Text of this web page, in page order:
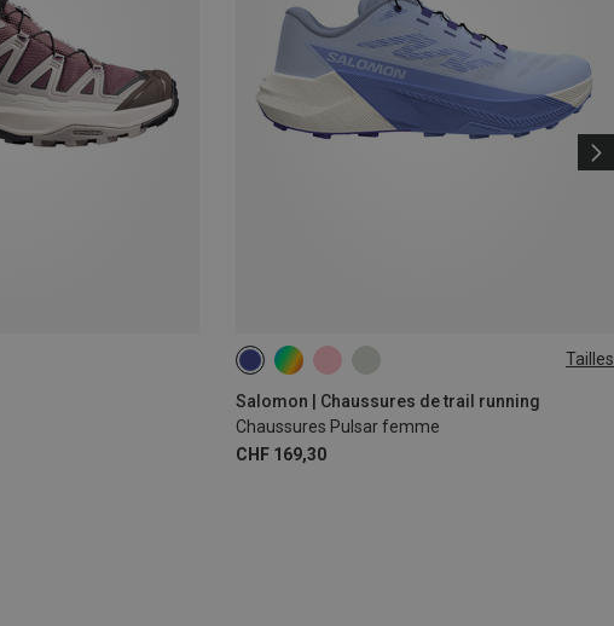
Tailles
Salomon | Chaussures de trail running
Chaussures Pulsar femme
CHF 169,30